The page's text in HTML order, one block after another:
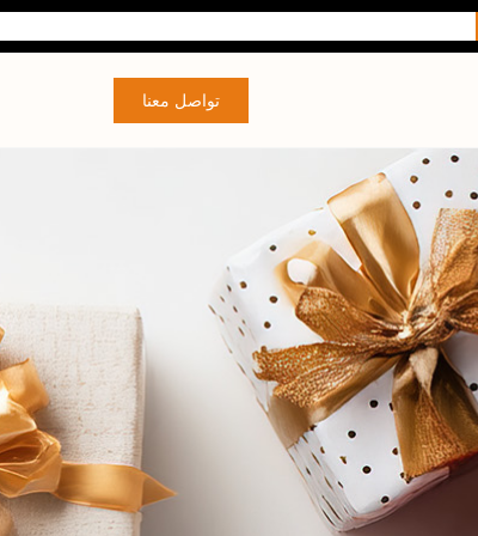
تواصل معنا